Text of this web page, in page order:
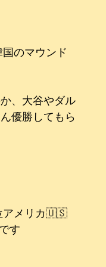
のマウンド
、大谷やダル
優勝してもら
アメリカ🇺🇸
す